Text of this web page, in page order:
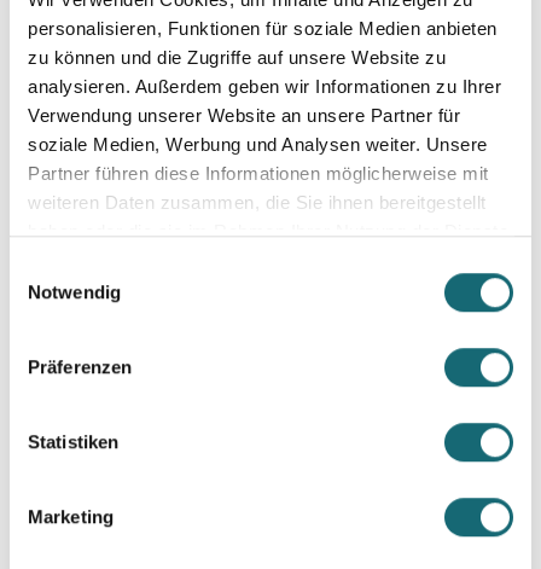
personalisieren, Funktionen für soziale Medien anbieten
zu können und die Zugriffe auf unsere Website zu
analysieren. Außerdem geben wir Informationen zu Ihrer
Verwendung unserer Website an unsere Partner für
soziale Medien, Werbung und Analysen weiter. Unsere
Partner führen diese Informationen möglicherweise mit
weiteren Daten zusammen, die Sie ihnen bereitgestellt
haben oder die sie im Rahmen Ihrer Nutzung der Dienste
Notwendig
Präferenzen
Statistiken
Marketing
HYLI auf Pinterest